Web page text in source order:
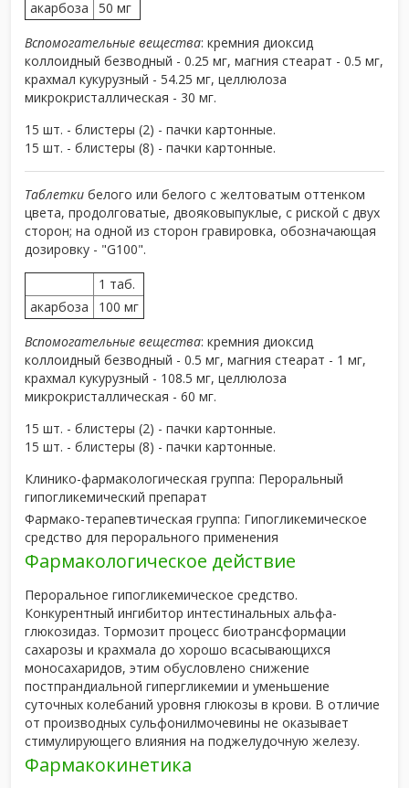
акарбоза
50 мг
Вспомогательные вещества: кремния диоксид
коллоидный безводный - 0.25 мг, магния стеарат - 0.5 мг,
крахмал кукурузный - 54.25 мг, целлюлоза
микрокристаллическая - 30 мг.
15 шт. - блистеры (2) - пачки картонные.
15 шт. - блистеры (8) - пачки картонные.
Таблетки белого или белого с желтоватым оттенком
цвета, продолговатые, двояковыпуклые, с риской с двух
сторон; на одной из сторон гравировка, обозначающая
дозировку - "G100".
1 таб.
акарбоза
100 мг
Вспомогательные вещества: кремния диоксид
коллоидный безводный - 0.5 мг, магния стеарат - 1 мг,
крахмал кукурузный - 108.5 мг, целлюлоза
микрокристаллическая - 60 мг.
15 шт. - блистеры (2) - пачки картонные.
15 шт. - блистеры (8) - пачки картонные.
Клинико-фармакологическая группа: Пероральный
гипогликемический препарат
Фармако-терапевтическая группа: Гипогликемическое
средство для перорального применения
Фармакологическое действие
Пероральное гипогликемическое средство.
Конкурентный ингибитор интестинальных альфа-
глюкозидаз. Тормозит процесс биотрансформации
сахарозы и крахмала до хорошо всасывающихся
моносахаридов, этим обусловлено снижение
постпрандиальной гипергликемии и уменьшение
суточных колебаний уровня глюкозы в крови. В отличие
от производных сульфонилмочевины не оказывает
стимулирующего влияния на поджелудочную железу.
Фармакокинетика